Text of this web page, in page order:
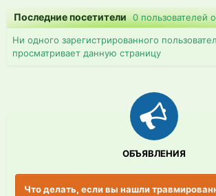
Последние посетители0 пользователей
Ни одного зарегистрированного
просматривает данную страницу
ОБЪЯВЛЕНИЯ
Что делать, если вы нашли